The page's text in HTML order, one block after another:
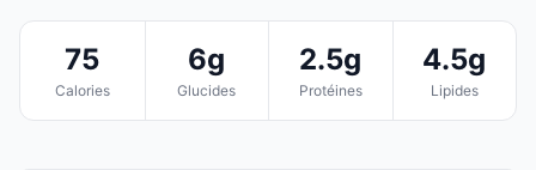
75
Calories
6g
Glucides
2.5g
Protéines
4.5g
Lipides